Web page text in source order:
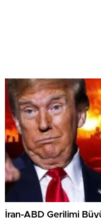
İran-ABD Gerilimi